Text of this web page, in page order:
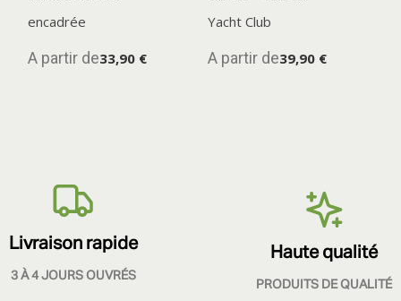
encadrée
A partir de33,90 €
Yacht Club
A partir de39,90 €
Livraison rapide
3 À 4 JOURS OUVRÉS
Haute qualité
PRODUITS DE QUALITÉ